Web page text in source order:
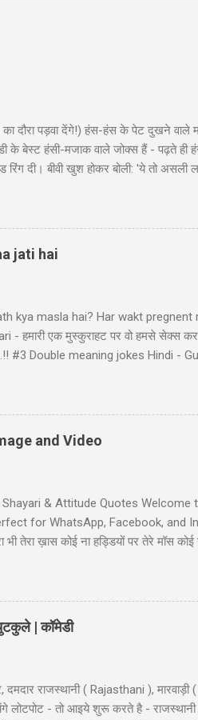
दौरा पड़वा देंगे!) हंस-हंस के पेट दुखने वाले
के बेस्ट हंसी-मजाक वाले जोक्स हैं - पढ़ते ही
रिंग दी। बीवी खुश होकर बोली: 'ये तो असली
की थी! बेटा: हां पापा, इसीलिए तो
पैसों से खुद के लिए कुछ खरीद...
jati hai
kya masla hai? Har wakt
हमारी एक मुस्कुराहट पर वो हमसे सेक्स कर
#3 Double meaning jokes Hindi
"bacha mera hai" Wife: wah ji
- तुम आरजू तो करो मोहब्बत की,
#6 Gali wali shayari - Ishq k sahare
and Video
& Attitude Quotes
for WhatsApp, Facebook, and
तेरा ख़ास कोई ना हड्डियों पर तेरे मॉस
Jat-Jatt !! Jaat Fan Status जिन
सै हम जाटो...
| कॉमेडी
राजस्थानी ( Rajasthani ),
- तो आइये शुरू करते है - राजस्थानी